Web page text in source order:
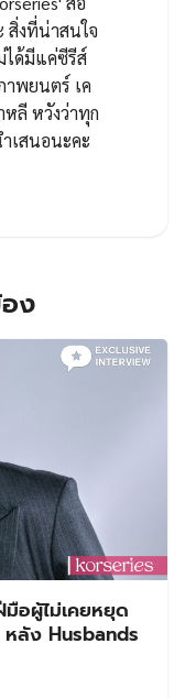
สิ่งที่น่าสนใจ
ได้มีแค่ซีรีส์
าพยนตร์ เค
หลี หวังว่าทุก
เสนอนะคะ
ง
อผู้ไม่เคยหยุด
หลัง Husbands